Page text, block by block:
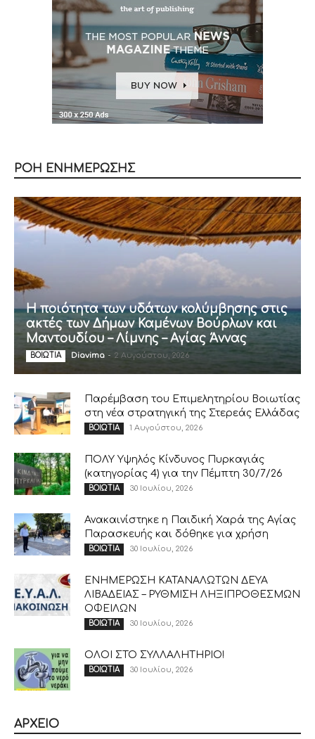
ΡΟΗ ΕΝΗΜΕΡΩΣΗΣ
Η ποιότητα των υδάτων κολύμβησης στις
ακτές των Δήμων Καμένων Βούρλων και
Μαντουδίου – Λίμνης – Αγίας Άννας
ΒΟΙΩΤΙΑ Diavima - 2 Αυγούστου, 2026
Παρέμβαση του Επιμελητηρίου Βοιωτίας
στη νέα στρατηγική της Στερεάς Ελλάδας
ΒΟΙΩΤΙΑ 1 Αυγούστου, 2026
ΠΟΛΥ Υψηλός Κίνδυνος Πυρκαγιάς
(κατηγορίας 4) για την Πέμπτη 30/7/26
ΒΟΙΩΤΙΑ 30 Ιουλίου, 2026
Ανακαινίστηκε η Παιδική Χαρά της Αγίας
Παρασκευής και δόθηκε για χρήση
ΒΟΙΩΤΙΑ 30 Ιουλίου, 2026
ΕΝΗΜΕΡΩΣΗ ΚΑΤΑΝΑΛΩΤΩΝ ΔΕΥΑ
ΛΙΒΑΔΕΙΑΣ – ΡΥΘΜΙΣΗ ΛΗΞΙΠΡΟΘΕΣΜΩΝ
ΟΦΕΙΛΩΝ
ΒΟΙΩΤΙΑ 30 Ιουλίου, 2026
ΟΛΟΙ ΣΤΟ ΣΥΛΛΑΛΗΤΗΡΙΟ!
ΒΟΙΩΤΙΑ 30 Ιουλίου, 2026
ΑΡΧΕΙΟ